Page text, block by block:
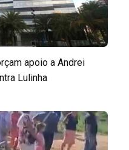
apoio a Andrei
Lulinha